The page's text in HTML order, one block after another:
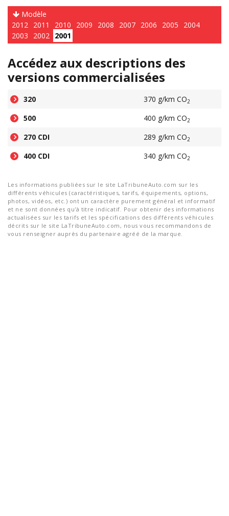
Modèle
2012 2011 2010 2009 2008 2007 2006 2005
2004
2003
2002 2001
Accédez aux descriptions des
versions commercialisées
320 370 g/km CO2
500 400 g/km CO2
270 CDI 289 g/km CO2
400 CDI 340 g/km CO2
Les informations publiées sur le site LaTribuneAuto.com sur les
différents véhicules (caractéristiques, tarifs, équipements, options,
photos, vidéos, etc.) ont un caractère purement général et informatif
et ne sont données qu'à titre indicatif. Pour obtenir des informations
actualisées sur les tarifs et les spécifications des différents véhicules
décrits sur le site LaTribuneAuto.com, nous vous recommandons de
vous renseigner auprès du partenaire agréé de la marque.